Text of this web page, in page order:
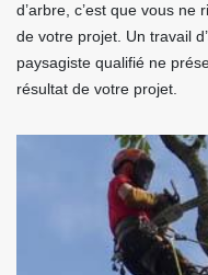
d’arbre, c’est que vous
de votre projet. Un travail
paysagiste qualifié ne
résultat de votre projet.